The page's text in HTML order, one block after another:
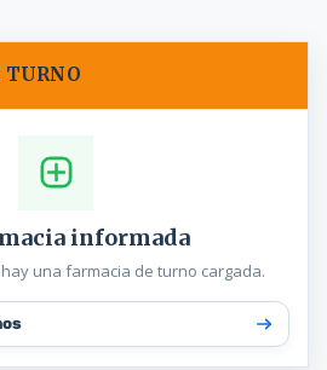
TURNO
informada
una farmacia de turno cargada.